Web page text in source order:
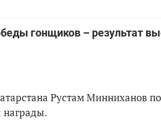
гонщиков – результат
Рустам Минниханов